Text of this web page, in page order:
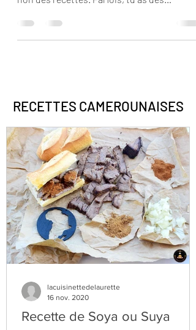
article, je vous donne des idées de repas et
non des recettes. Parfois, tu as des
RECETTES CAMEROUNAISES
16 nov. 2020